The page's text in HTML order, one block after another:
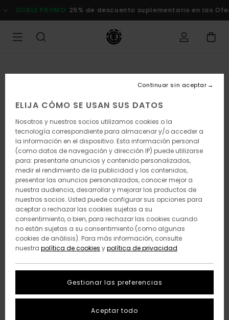
a
la
DOBLE PROMO 25% de descuento suplementario en las
ELIJA CÓMO SE USAN SUS DATOS
Nosotros y nuestros socios utilizamos cookies o la
tecnología correspondiente para almacenar y/o acceder a
la información en el dispositivo. Esta información personal
(como datos de navegación y dirección IP) puede utilizarse
para: presentarle anuncios y contenido personalizados,
medir el rendimiento de la publicidad y los contenidos,
presentar las anuncios personalizados, conocer mejor a
nuestra audiencia, desarrollar y mejorar los productos de
nuestros socios. Usted puede configurar sus opciones para
aceptar o rechazar las cookies sujetas a su
consentimiento, o bien, para rechazar las cookies cuando
no están sujetas a su consentimiento (como algunas
cookies de análisis). Para más información, consulte
nuestra política de cookies ypolítica de privacidad
Gestionar las preferencias
Continuar sin aceptar
Aceptar todo